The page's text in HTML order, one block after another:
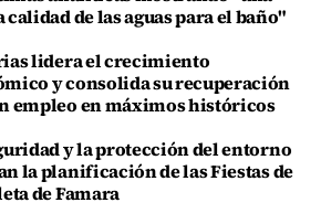
calidad de las aguas para el baño"
lidera el crecimiento
y consolida su recuperación
empleo en máximos históricos
y la protección del entorno
la planificación de las Fiestas de
de Famara